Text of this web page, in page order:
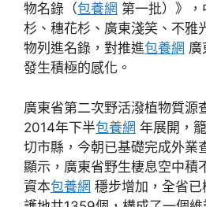
物名錄（包養網 第一批）》
杉、穗花杉、廣東淺笑、不雅
物列進名錄，對推進包養網 廣
發生積極的感化。
廣東省第二次野活潑植物質源
2014年下半包養網 年展開，籠
切市縣，今朝已基礎完成外業
顯示，廣東省野生棲息空中積
資本包養網 穩步增加，全省